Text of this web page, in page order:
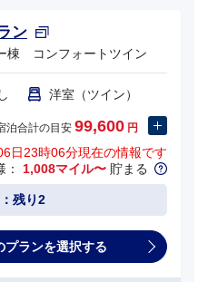
ン
コンフォートツイン
洋室（ツイン）
泊合計の目安 99,600 円
日23時06分現在の情報です
： 1,008マイル〜 貯まる
：残り2